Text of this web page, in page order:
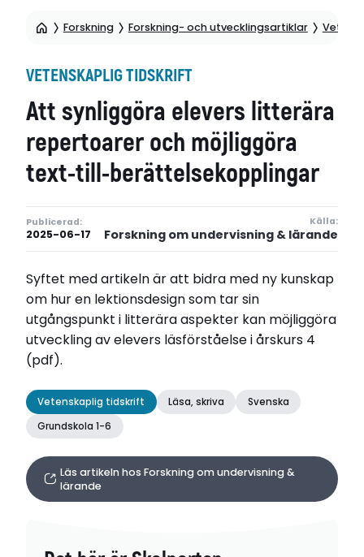
Forskning Forskning- och utvecklingsartiklar
VETENSKAPLIG TIDSKRIFT
Att synliggöra elevers litterära
repertoarer och möjliggöra
text-till-berättelsekopplingar
Publicerad:
2025-06-17
Källa:
Forskning om undervisning & lärande
Syftet med artikeln är att bidra med ny kunskap
om hur en lektionsdesign som tar sin
utgångspunkt i litterära aspekter kan möjliggöra
utveckling av elevers läsförståelse i årskurs 4
(pdf).
Vetenskaplig tidskrift Läsa, skriva
Svenska
Grundskola 1-6
Läs artikeln hos Forskning om undervisning &
lärande